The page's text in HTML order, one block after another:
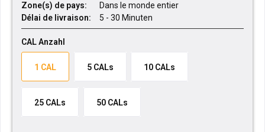
Zone(s) de pays:
Dans le monde entier
Délai de livraison:
5 - 30 Minuten
CAL Anzahl
1 CAL 5 CALs 10 CALs
25 CALs 50 CALs